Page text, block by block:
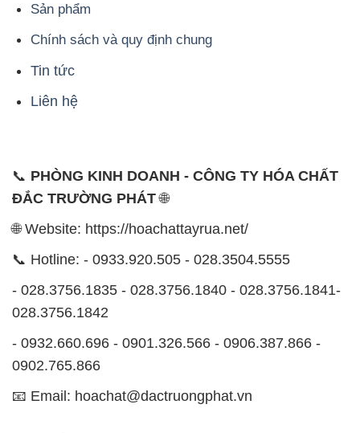
Sản phẩm
Chính sách và quy định chung
Tin tức
Liên hệ
📞 PHÒNG KINH DOANH - CÔNG TY HÓA CHẤT
ĐẮC TRƯỜNG PHÁT🌐
🌐 Website: https://hoachattayrua.net/
📞 Hotline: - 0933.920.505 - 028.3504.5555
- 028.3756.1835 - 028.3756.1840 - 028.3756.1841-
028.3756.1842
- 0932.660.696 - 0901.326.566 - 0906.387.866 -
0902.765.866
📧 Email: hoachat@dactruongphat.vn